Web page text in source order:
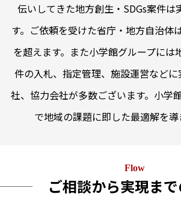
伝いしてきた地方創生・SDGs案件は
す。ご依頼を受けた省庁・地方自治体
を超えます。また小学館グループには
件の入札、指定管理、施設運営など
社、協力会社が多数ございます。小学
で地域の課題に即した最適解を導
Flow
ご相談から実現ま